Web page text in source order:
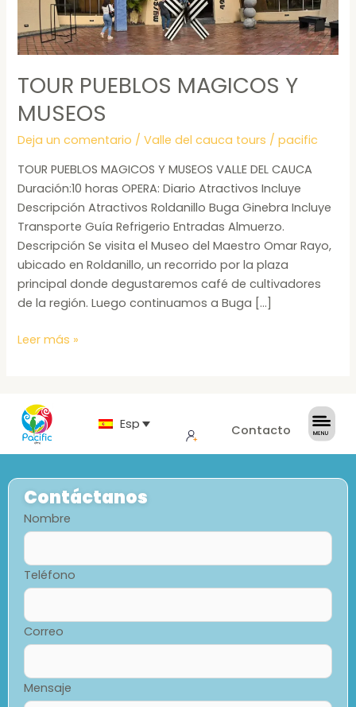
TOUR PUEBLOS MAGICOS Y
MUSEOS
Deja un comentario /Valle del cauca tours /pacific
TOUR PUEBLOS MAGICOS Y MUSEOS VALLE DEL CAUCA
Duración:10 horas OPERA: Diario Atractivos Incluye
Descripción Atractivos Roldanillo Buga Ginebra Incluye
Transporte Guía Refrigerio Entradas Almuerzo.
Descripción Se visita el Museo del Maestro Omar Rayo,
ubicado en Roldanillo, un recorrido por la plaza
principal donde degustaremos café de cultivadores
de la región. Luego continuamos a Buga […]
Leer más »
Español Contacto
Contáctanos
Nombre
Teléfono
Correo
Mensaje